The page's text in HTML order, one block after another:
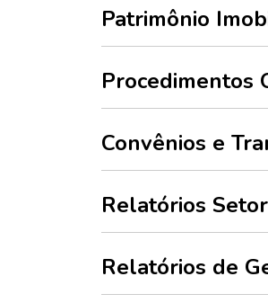
Patrimônio
Procedimentos
Convênios e
Relatórios
Relatórios de